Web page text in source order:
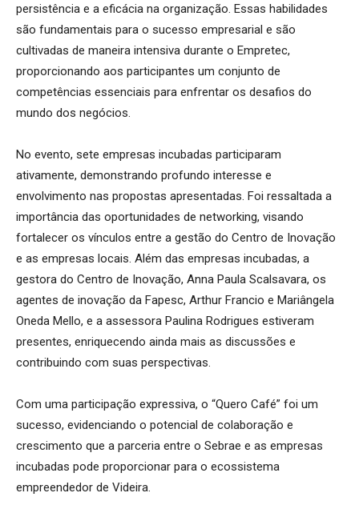
persistência e a eficácia na organização. Essas habilidades
são fundamentais para o sucesso empresarial e são
cultivadas de maneira intensiva durante o Empretec,
proporcionando aos participantes um conjunto de
competências essenciais para enfrentar os desafios do
mundo dos negócios.
No evento, sete empresas incubadas participaram
ativamente, demonstrando profundo interesse e
envolvimento nas propostas apresentadas. Foi ressaltada a
importância das oportunidades de networking, visando
fortalecer os vínculos entre a gestão do Centro de Inovação
e as empresas locais. Além das empresas incubadas, a
gestora do Centro de Inovação, Anna Paula Scalsavara, os
agentes de inovação da Fapesc, Arthur Francio e Mariângela
Oneda Mello, e a assessora Paulina Rodrigues estiveram
presentes, enriquecendo ainda mais as discussões e
contribuindo com suas perspectivas.
Com uma participação expressiva, o “Quero Café” foi um
sucesso, evidenciando o potencial de colaboração e
crescimento que a parceria entre o Sebrae e as empresas
incubadas pode proporcionar para o ecossistema
empreendedor de Videira.